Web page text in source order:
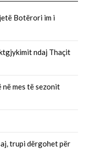
Botërori im i
ndaj Thaçit
mes të sezonit
trupi dërgohet për